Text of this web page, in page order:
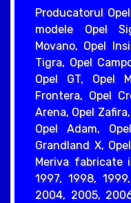
Producatorul
modele Opel
Movano, Opel
Tigra, Opel
Opel GT, Opel
Frontera, Opel
Arena, Opel
Opel Adam,
Grandland X,
Meriva fabricate
1997, 1998,
2004, 2005,